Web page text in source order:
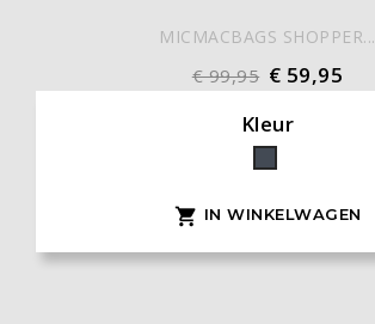
MICMACBAGS SHOPPER...
€ 99,95 € 59,95
Kleur
Zwart
 IN WINKELWAGEN